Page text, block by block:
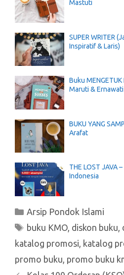
Mastuti
SUPER WRITER
Inspiratif & Laris)
Buku MENGETUK
Maruti &
BUKU YANG
Arafat
THE LOST JAVA
Indonesia
Kategori
Arsip Pondok Islami
Tag
buku KMO, diskon buku
katalog promosi katalog
promo buku promo buku